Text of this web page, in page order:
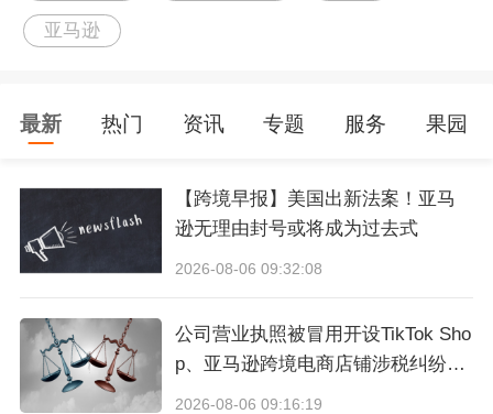
人每天直接或间接地接触到3M公司的产品。
据卫报表示，欧洲或在秋季出现第二波疫情。在
一些国家的证据表明，非洲大陆病例的增长主要
是由年轻人推动的，世界卫生组织说，20至50岁
的人也是该病毒在西太平洋地区的主要传播者。
亚马逊
最新 热门 资讯 专题 服务 果园
【跨境早报】美国出新法案！亚马
逊无理由封号或将成为过去式
2026-08-06 09:32:08
公司营业执照被冒用开设TikTok Sho
p、亚马逊跨境电商店铺涉税纠纷法
律维权指引
2026-08-06 09:16:19